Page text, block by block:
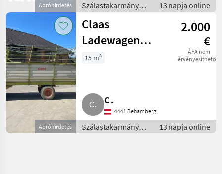
Apróhirdetés
Szálastakarmány
betakarítók /
Rendfelszedő
pótkocsi
13 napja online
Apróhirdetés
Claas
Ladewagen
Sprint 320K
2.000
€
ÁFA nem
érvényesíthető
15 m³
C .
4441 Behamberg
Szálastakarmány
betakarítók /
13 napja online